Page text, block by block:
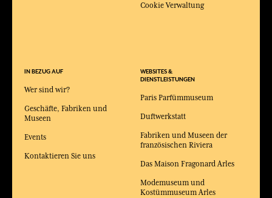
Cookie Verwaltung
WEBSITES &
DIENSTLEISTUNGEN
Paris Parfümmuseum
Duftwerkstatt
Fabriken und Museen der
französischen Riviera
Das Maison Fragonard Arles
Modemuseum und
Kostümmuseum Arles
IN BEZUG AUF
Wer sind wir?
Geschäfte, Fabriken und
Museen
Events
Kontaktieren Sie uns